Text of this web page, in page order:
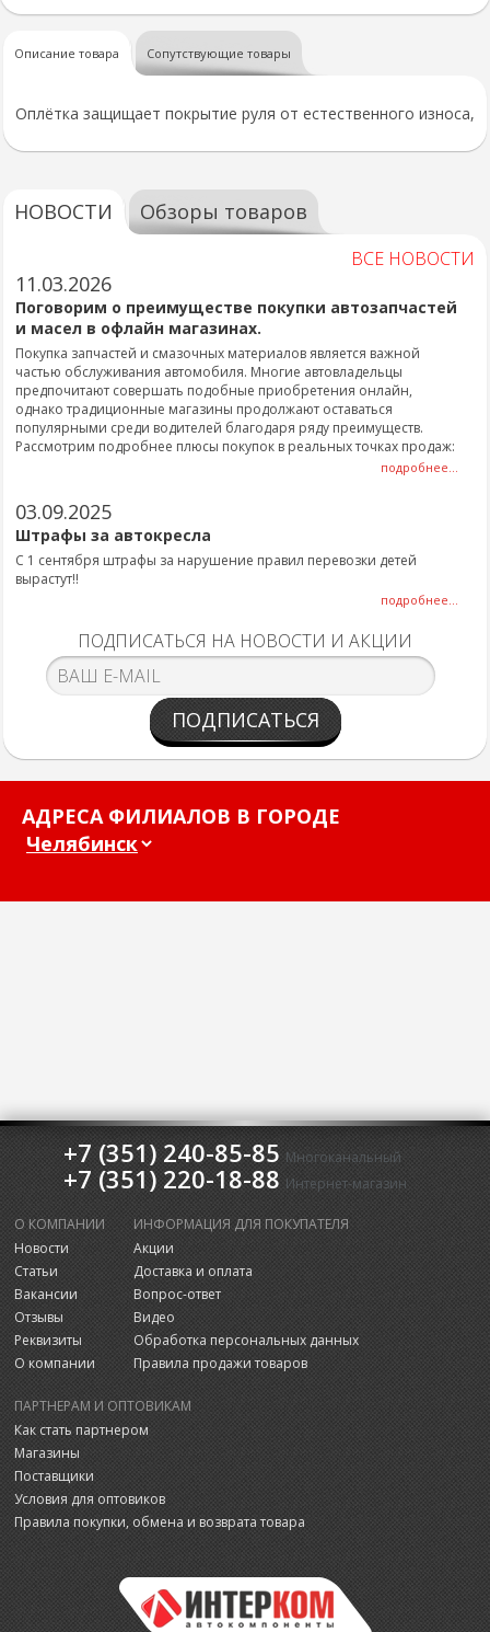
Описание товара Сопутствующие товары
Оплётка защищает покрытие руля от естественного износа,
НОВОСТИ Обзоры товаров
ВСЕ НОВОСТИ
11.03.2026
Поговорим о преимуществе покупки автозапчастей
и масел в офлайн магазинах.
Покупка запчастей и смазочных материалов является важной
частью обслуживания автомобиля. Многие автовладельцы
предпочитают совершать подобные приобретения онлайн,
однако традиционные магазины продолжают оставаться
популярными среди водителей благодаря ряду преимуществ.
Рассмотрим подробнее плюсы покупок в реальных точках продаж:
подробнее...
03.09.2025
Штрафы за автокресла
С 1 сентября штрафы за нарушение правил перевозки детей
вырастут!!
подробнее...
ПОДПИСАТЬСЯ НА НОВОСТИ И АКЦИИ
ПОДПИСАТЬСЯ
АДРЕСА ФИЛИАЛОВ В ГОРОДЕ
+7 (351) 240-85-85 Многоканальный
+7 (351) 220-18-88 Интернет-магазин
О КОМПАНИИ
Новости
Статьи
Вакансии
Отзывы
Реквизиты
О компании
ИНФОРМАЦИЯ ДЛЯ ПОКУПАТЕЛЯ
Акции
Доставка и оплата
Вопрос-ответ
Видео
Обработка персональных данных
Правила продажи товаров
ПАРТНЕРАМ И ОПТОВИКАМ
Как стать партнером
Магазины
Поставщики
Условия для оптовиков
Правила покупки, обмена и возврата товара